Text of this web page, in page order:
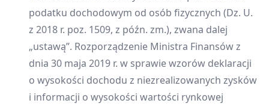
podatku dochodowym od osób fizycznych (Dz. U.
z 2018 r. poz. 1509, z późn. zm.), zwana dalej
„ustawą”. Rozporządzenie Ministra Finansów z
dnia 30 maja 2019 r. w sprawie wzorów deklaracji
o wysokości dochodu z niezrealizowanych zysków
i informacji o wysokości wartości rynkowej